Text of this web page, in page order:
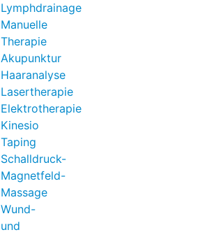
Lymphdrainage
Manuelle
Therapie
Akupunktur
Haaranalyse
Lasertherapie
Elektrotherapie
Kinesio
Taping
Schalldruck-
Magnetfeld-
Massage
Wund-
und